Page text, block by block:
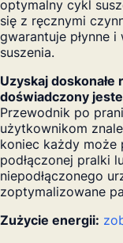
optymalny cykl
się z ręcznymi
gwarantuje płynne
suszenia.
Uzyskaj
doświadczony
Przewodnik po
użytkownikom
koniec każdy może
podłączonej pralki
niepodłączonego
zoptymalizowane
Zużycie energii: